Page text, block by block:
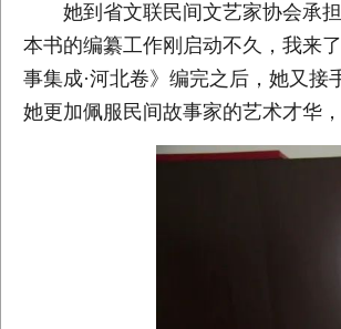
她到省文联民间文艺家协会承
本书的编纂工作刚启动不久，我来
事集成·河北卷》编完之后，她又
她更加佩服民间故事家的艺术才华